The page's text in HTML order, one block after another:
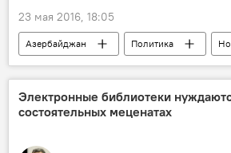
23 мая 2016, 18:05
Азербайджан Политика
Турция
Стамбул
Электронные библиотеки
состоятельных меценатах